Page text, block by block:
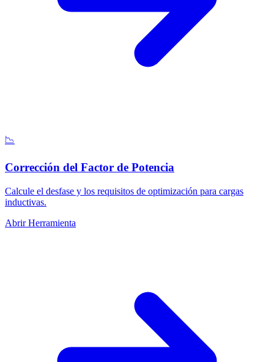
📉
Corrección del Factor de Potencia
Calcule el desfase y los requisitos de optimización para cargas
inductivas.
Abrir Herramienta